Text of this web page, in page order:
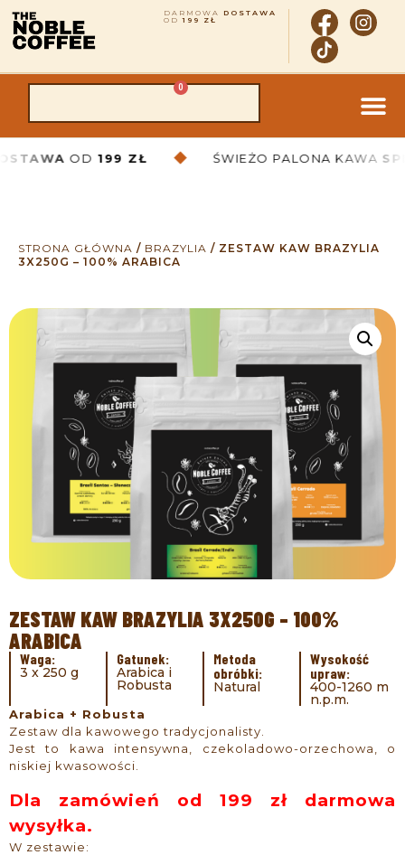
DARMOWA DOSTAWA
OD199 ZŁ
0
OD199 ZŁ ◆ ŚWIEŻO PALONA KAWA
STRONA GŁÓWNA / BRAZYLIA / ZESTAW KAW BRAZYLIA
3X250G – 100% ARABICA
ZESTAW KAW BRAZYLIA 3X250G – 100%
ARABICA
Waga:
3 x 250 g
Gatunek:
Arabica i
Robusta
Metoda
obróbki:
Natural
Wysokość
upraw:
400-1260 m
n.p.m.
Arabica + Robusta
Zestaw dla kawowego tradycjonalisty.
Jest to kawa intensywna, czekoladowo-orzechowa, o
niskiej kwasowości.
Dla zamówień od 199 zł darmowa
wysyłka.
W zestawie: